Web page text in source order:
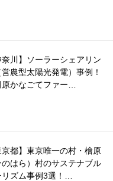
奈川】ソーラーシェアリン
営農型太陽光発電）事例！
かなごてファー…
京都】東京唯一の村・檜原
のはら）村のサステナブル
リズム事例3選！…